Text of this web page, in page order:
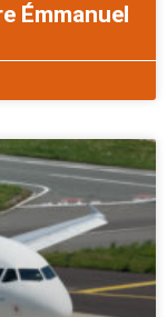
Émmanuel